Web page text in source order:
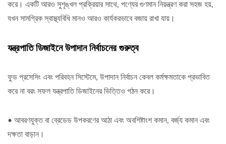
করে। একটি আরও সুশৃঙ্খল প্রক্রিয়ার সাথে, পণ্যের গুণমান নিয়ন্ত্রণ করা সহজ হয়,
যখন সামগ্রিক স্বাস্থ্যবিধি মানও আরও কার্যকরভাবে বজায় রাখা যায়।
যন্ত্রপাতি ডিজাইনে উপাদান নির্বাচনের গুরুত্ব
ফুড প্রসেসিং এবং পরিবহন সিস্টেমে, উপাদান নির্বাচন কেবল কর্মক্ষমতাকে প্রভাবিত
করে না বরং সফল যন্ত্রপাতি ডিজাইনের ভিত্তিও গঠন করে।
• আবরণযুক্ত বা ব্রেডেড উপকরণের আঠা এবং অবশিষ্টাংশ কমান, বর্জ্য কমান এবং
দক্ষতা বাড়ান।